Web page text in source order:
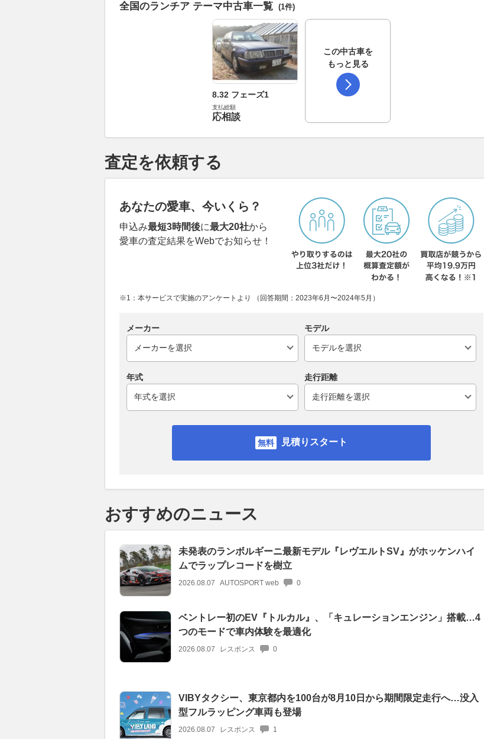
全国のランチア テーマ中古車一覧 (1件)
8.32 フェーズ1
支払総額
応相談
この中古車を
もっと見る
査定を依頼する
あなたの愛車、今いくら？
申込み最短3時間後に最大20社から
愛車の査定結果をWebでお知らせ！
※1：本サービスで実施のアンケートより （回答期間：2023年6月〜2024年5月）
メーカー モデル
年式 走行距離
見積りスタート
おすすめのニュース
未発表のランボルギーニ最新モデル『レヴエルトSV』がホッケンハイ
ムでラップレコードを樹立
2026.08.07 AUTOSPORT web 0
ベントレー初のEV『トルカル』、「キュレーションエンジン」搭載…4
つのモードで車内体験を最適化
2026.08.07 レスポンス 0
VIBYタクシー、東京都内を100台が8月10日から期間限定走行へ…没入
型フルラッピング車両も登場
2026.08.07 レスポンス 1